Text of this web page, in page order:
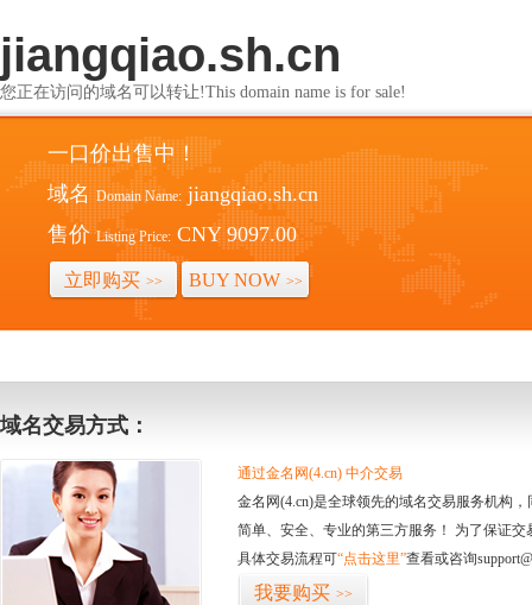
jiangqiao.sh.cn
您正在访问的域名可以转让!This domain name is for sale!
一口价出售中！
域名 Domain Name: jiangqiao.sh.cn
售价 Listing Price: CNY 9097.00
立即购买 >> BUY NOW >>
域名交易方式：
通过金名网(4.cn) 中介交易
金名网(4.cn)是全球领先的域名交易服务机构
简单、安全、专业的第三方服务！ 为了保证
具体交易流程可“点击这里”查看或咨询
我要购买 >>